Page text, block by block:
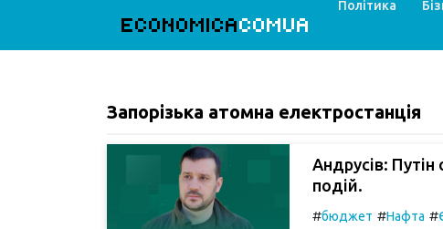
ECONOMICACOMUA
Політика
Запорізька атомна електростанція
Андрусів:
подій.
#бюджет #Нафта #